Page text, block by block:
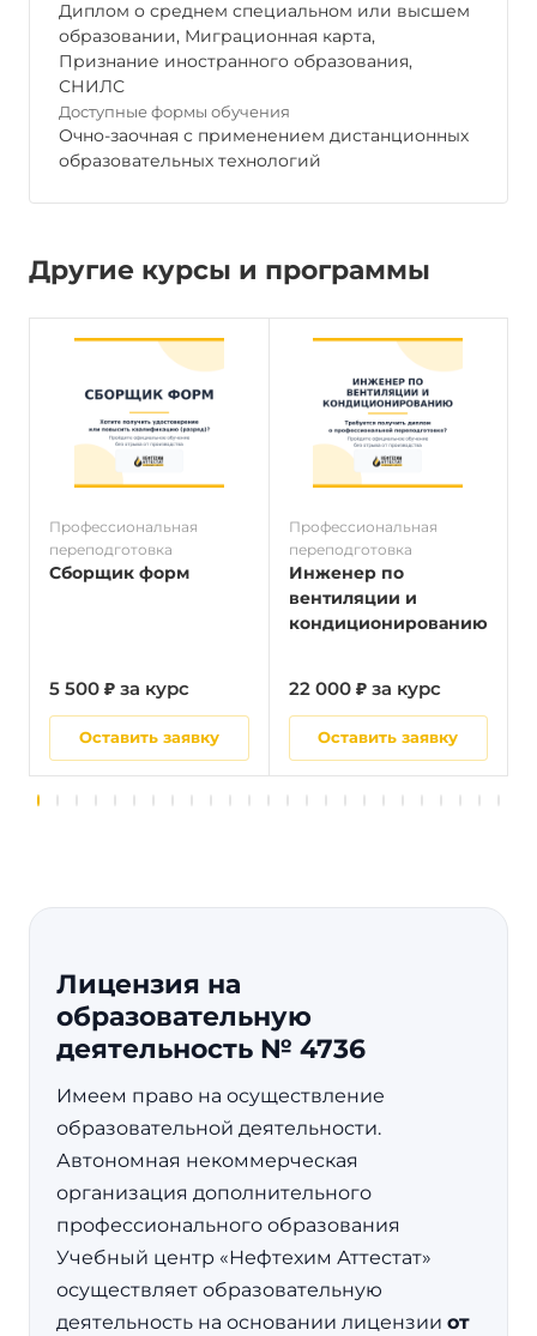
Диплом о среднем специальном или высшем
образовании, Миграционная карта,
Признание иностранного образования,
СНИЛС
Доступные формы обучения
Очно-заочная с применением дистанционных
образовательных технологий
Другие курсы и программы
Профессиональная
переподготовка
Сборщик форм
5 500 ₽ за курс
Оставить заявку
Профессиональная
переподготовка
Инженер по
вентиляции и
кондиционированию
22 000 ₽ за курс
Оставить заявку
Лицензия на
образовательную
деятельность № 4736
Имеем право на осуществление
образовательной деятельности.
Автономная некоммерческая
организация дополнительного
профессионального образования
Учебный центр «Нефтехим Аттестат»
осуществляет образовательную
деятельность на основании лицензии от